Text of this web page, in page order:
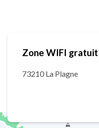
Zone WIFI
73210 La Plagne